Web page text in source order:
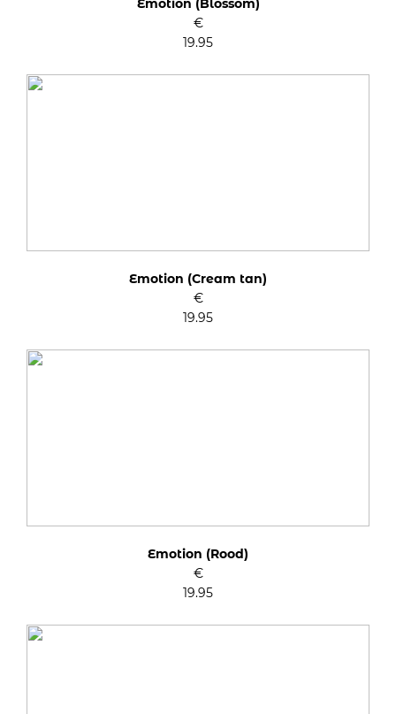
Emotion (Blossom)
€
19.95
Emotion (Cream tan)
€
19.95
Emotion (Rood)
€
19.95